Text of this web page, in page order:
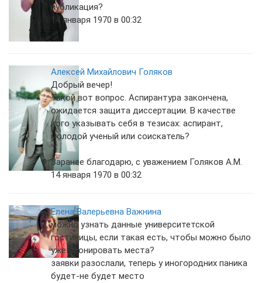
публикация?
14 января 1970 в 00:32
Алексей Михайлович Голяков
Добрый вечер!
Такой вот вопрос. Аспирантура закончена,
ожидается защита диссертации. В качестве
кого указывать себя в тезисах: аспирант,
молодой ученый или соискатель?
Заранее благодарю, с уважением Голяков А.М.
14 января 1970 в 00:32
Елена Валерьевна Важнина
можно узнать данные университетской
гостиницы, если такая есть, чтобы можно было
уже бронировать места?
заявки разослали, теперь у иногородних паника
будет-не будет место